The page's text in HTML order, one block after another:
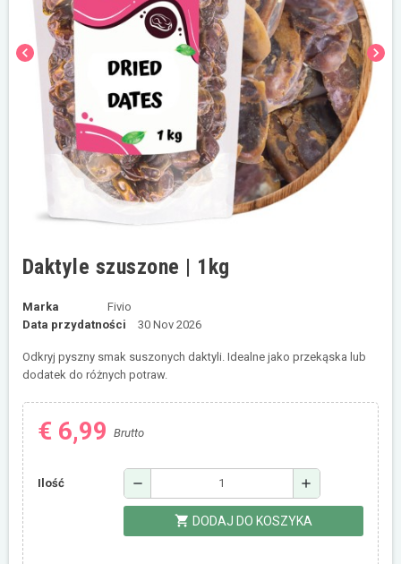
chevron_left chevron_right
Daktyle szuszone | 1kg
Marka
Fivio
Data przydatności
30 Nov 2026
Odkryj pyszny smak suszonych daktyli. Idealne jako przekąska lub
dodatek do różnych potraw.
€ 6,99 Brutto
Ilość remove add
shopping_cart DODAJ DO KOSZYKA